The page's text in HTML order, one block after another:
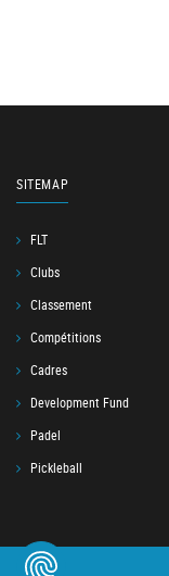
SITEMAP
FLT
Clubs
Classement
Compétitions
Cadres
Development Fund
Padel
Pickleball